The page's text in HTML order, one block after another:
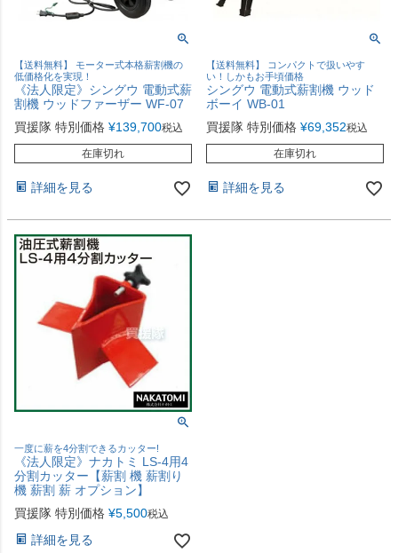
【送料無料】 モーター式本格薪割機の
低価格化を実現！
《法人限定》シングウ 電動式薪
割機 ウッドファーザー WF-07
買援隊 特別価格 ¥139,700税込
在庫切れ
詳細を見る
【送料無料】 コンパクトで扱いやす
い！しかもお手頃価格
シングウ 電動式薪割機 ウッド
ボーイ WB-01
買援隊 特別価格 ¥69,352税込
在庫切れ
詳細を見る
一度に薪を4分割できるカッター!
《法人限定》ナカトミ LS-4用4
分割カッター【薪割 機 薪割り
機 薪割 薪 オプション】
買援隊 特別価格 ¥5,500税込
詳細を見る